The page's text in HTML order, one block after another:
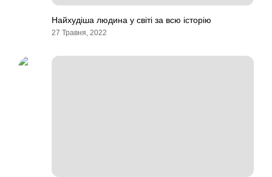
Найхудіша людина у світі за всю історію
27 Травня, 2022